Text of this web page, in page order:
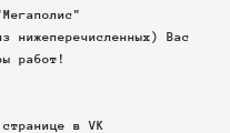
нижеперечисленных) Вас
работ!
в VK